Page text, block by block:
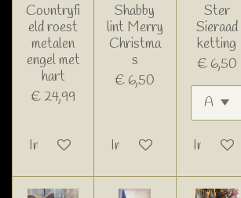
Countryfi
eld roest
metalen
engel met
hart
€ 24,99
In winkelwagen
Shabby
lint Merry
Christma
s
€ 6,50
In winkelwagen
Ster
Sieraad
ketting
€ 6,50
In